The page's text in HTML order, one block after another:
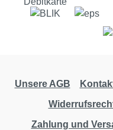
Unsere AGB
Zahlung und